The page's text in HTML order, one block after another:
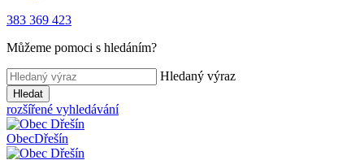
383 369 423
Můžeme pomoci s hledáním?
Hledaný výraz
Hledat
rozšířené vyhledávání
ObecDřešín